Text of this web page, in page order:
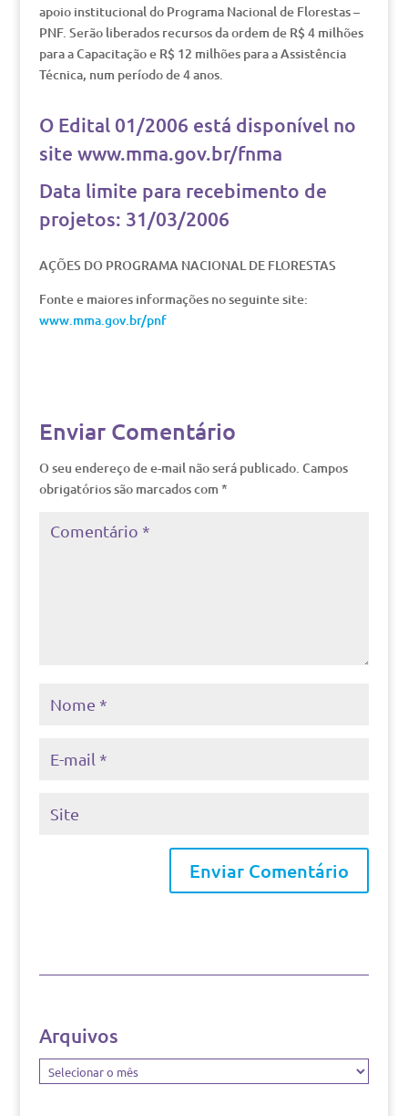
apoio institucional do Programa Nacional de Florestas –
PNF. Serão liberados recursos da ordem de R$ 4 milhões
para a Capacitação e R$ 12 milhões para a Assistência
Técnica, num período de 4 anos.
O Edital 01/2006 está disponível no
site www.mma.gov.br/fnma
Data limite para recebimento de
projetos: 31/03/2006
AÇÕES DO PROGRAMA NACIONAL DE FLORESTAS
Fonte e maiores informações no seguinte site:
www.mma.gov.br/pnf
Enviar Comentário
O seu endereço de e-mail não será publicado. Campos
obrigatórios são marcados com *
Arquivos
Arquivos